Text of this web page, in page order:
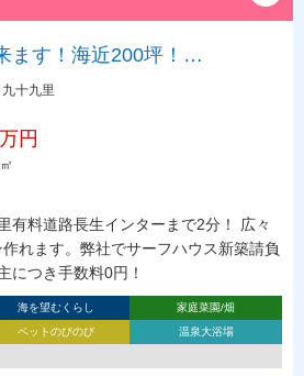
ます！海近200坪！…
九十九里
円
有料道路長生インターまで2分！ 広々
れます。弊社でサーフハウス新築請負
につき手数料0円！
海を望むくらし
家庭菜園/畑
ペットのびのび
温泉大浴場